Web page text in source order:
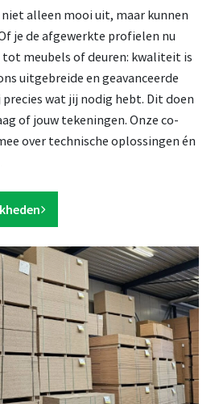
alleen mooi uit, maar kunnen
je de afgewerkte profielen nu
tot meubels of deuren: kwaliteit is
uitgebreide en geavanceerde
wat jij nodig hebt. Dit doen
of jouw tekeningen. Onze co-
over technische oplossingen én